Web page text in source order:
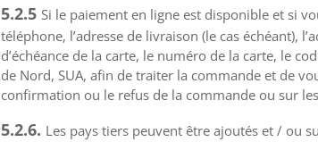
5.2.5 Si le paiement en ligne est disponible et si
téléphone, l’adresse de livraison (le cas échéant),
d’échéance de la carte, le numéro de la carte, le
de Nord, SUA, afin de traiter la commande et de
confirmation ou le refus de la commande ou sur
5.2.6. Les pays tiers peuvent être ajoutés et / ou